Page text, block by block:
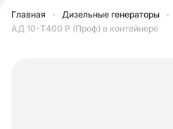
Главная • Дизельные генераторы
•
АД 10-Т400 P (Проф) в контейнере